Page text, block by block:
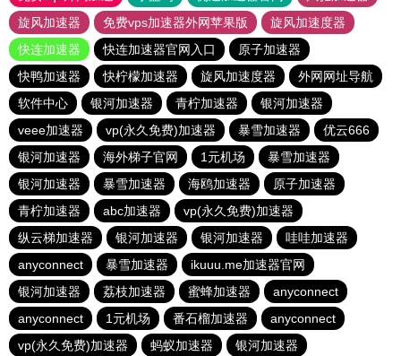
旋风加速器
免费vps加速器外网苹果版
旋风加速度器
快连加速器
快连加速器官网入口
原子加速器
快鸭加速器
快柠檬加速器 旋风加速度器
外网网址导航
软件中心
银河加速器 青柠加速器
银河加速器
veee加速器
vp(永久免费)加速器 暴雪加速器
优云666
银河加速器
海外梯子官网 1元机场
暴雪加速器
银河加速器
暴雪加速器 海鸥加速器
原子加速器
青柠加速器
abc加速器
vp(永久免费)加速器
纵云梯加速器
银河加速器 银河加速器
哇哇加速器
anyconnect
暴雪加速器
ikuuu.me加速器官网
银河加速器
荔枝加速器 蜜蜂加速器
anyconnect
anyconnect
1元机场 番石榴加速器
anyconnect
vp(永久免费)加速器
蚂蚁加速器 银河加速器